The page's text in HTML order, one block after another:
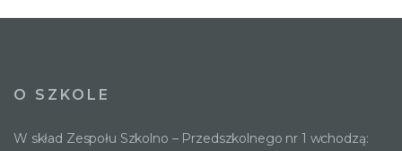
O SZKOLE
W skład Zespołu Szkolno – Przedszkolnego nr 1 wchodzą: